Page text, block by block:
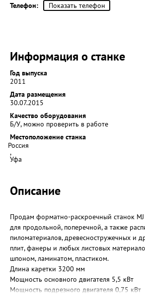
Телефон:
Показать телефон
Информация о станке
Год выпуска
2011
Дата размещения
30.07.2015
Качество оборудования
Б/У, можно проверить в работе
Местоположение станка
Россия
,
Уфа
Описание
Продам форматно-раскроечный станок
для продольной, поперечной, а также
пиломатериалов, древесностружечных и
плит, фанеры и любых листовых
шпоном, ламинатом, пластиком.
Длина каретки 3200 мм
Мощность основного двигателя 5,5 кВт
Мощность подрезного двигателя 0,75 кВт